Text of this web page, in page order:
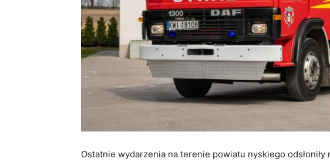
Ostatnie wydarzenia na terenie powiatu nyskiego